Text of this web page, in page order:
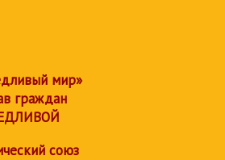
мир»
граждан
союз